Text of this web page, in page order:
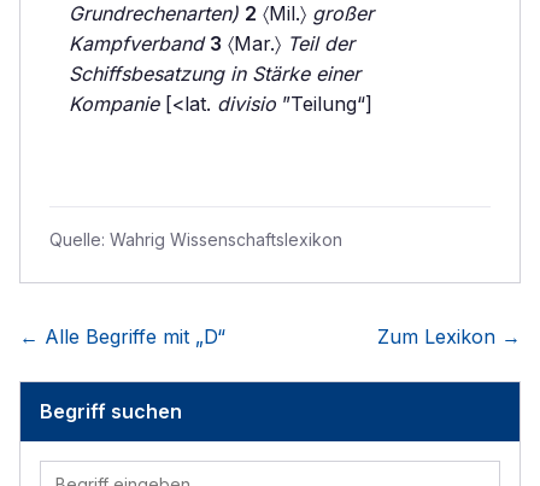
Grundrechenarten) 2 〈Mil.〉 großer
Kampfverband 3 〈Mar.〉 Teil der
Schiffsbesatzung in Stärke einer
Kompanie[<lat. divisio ”Teilung“]
Quelle: Wahrig Wissenschaftslexikon
← Alle Begriffe mit „D“ Zum Lexikon →
Begriff suchen